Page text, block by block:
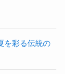
を彩る伝統の